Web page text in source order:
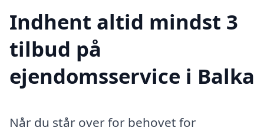
Indhent altid mindst 3
tilbud på
ejendomsservice i Balka
Når du står over for behovet for